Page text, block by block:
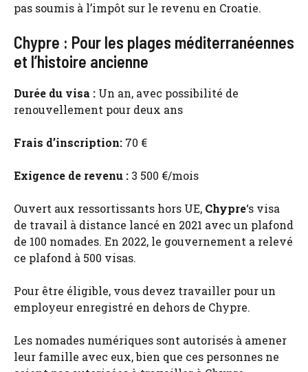
pas soumis à l’impôt sur le revenu en Croatie.
Chypre : Pour les plages méditerranéennes
et l’histoire ancienne
Durée du visa : Un an, avec possibilité de
renouvellement pour deux ans
Frais d’inscription: 70 €
Exigence de revenu : 3 500 €/mois
Ouvert aux ressortissants hors UE, Chypre‘s visa
de travail à distance lancé en 2021 avec un plafond
de 100 nomades. En 2022, le gouvernement a relevé
ce plafond à 500 visas.
Pour être éligible, vous devez travailler pour un
employeur enregistré en dehors de Chypre.
Les nomades numériques sont autorisés à amener
leur famille avec eux, bien que ces personnes ne